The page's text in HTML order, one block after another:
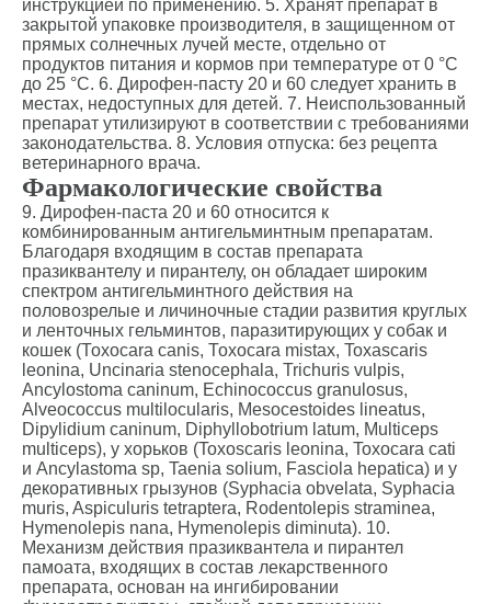
инструкцией по применению. 5. Хранят препарат в
закрытой упаковке производителя, в защищенном от
прямых солнечных лучей месте, отдельно от
продуктов питания и кормов при температуре от 0 °С
до 25 °С. 6. Дирофен-пасту 20 и 60 следует хранить в
местах, недоступных для детей. 7. Неиспользованный
препарат утилизируют в соответствии с требованиями
законодательства. 8. Условия отпуска: без рецепта
ветеринарного врача.
Фармакологические свойства
9. Дирофен-паста 20 и 60 относится к
комбинированным антигельминтным препаратам.
Благодаря входящим в состав препарата
празиквантелу и пирантелу, он обладает широким
спектром антигельминтного действия на
половозрелые и личиночные стадии развития круглых
и ленточных гельминтов, паразитирующих у собак и
кошек (Тохосаra саnis, Тохосаra mistax, Toxascaris
leonina, Uncinaria stenocephala, Trichuris vulpis,
Ancylostoma caninum, Echinococcus granulosus,
Alveococcus multilocularis, Mesocestoides lineatus,
Dipylidium caninum, Diphyllobotrium latum, Multiceps
multiceps), у хорьков (Toxoscaris leonina, Toxocara cati
и Ancylastoma sp, Taenia solium, Fasciola hepatica) и у
декоративных грызунов (Syphacia obvelata, Syphacia
muris, Aspiculuris tetraptera, Rodentolepis straminea,
Hymenolepis nana, Hymenolepis diminuta). 10.
Механизм действия празиквантела и пирантел
памоата, входящих в состав лекарственного
препарата, основан на ингибировании